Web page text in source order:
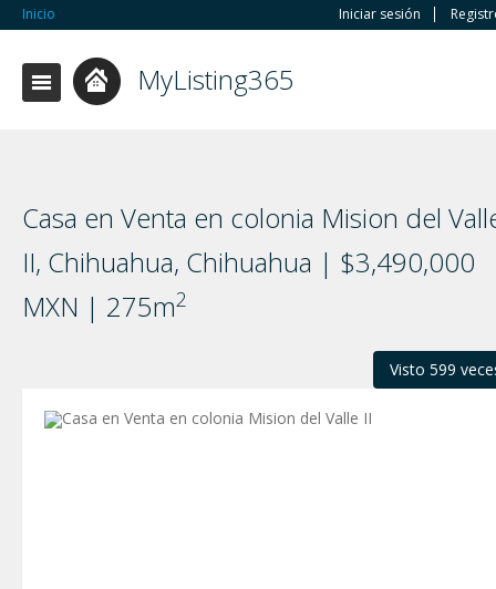
Inicio Iniciar sesión
MyListing365
Casa en Venta en colonia Mision del
II, Chihuahua, Chihuahua | $3,490,000
MXN | 275m2
Visto 599